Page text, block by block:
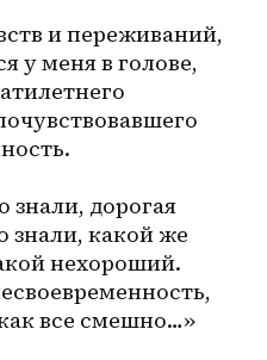
и переживаний,
у меня в голове,
знали, дорогая
знали, какой же
нехороший.
все смешно…»